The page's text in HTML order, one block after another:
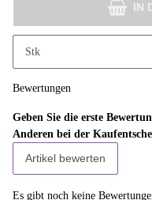
Stk
IN
Dieser Artikel hat
Bewertungen
Geben Sie die erste
Anderen bei der
Artikel bewerten
Es gibt noch keine